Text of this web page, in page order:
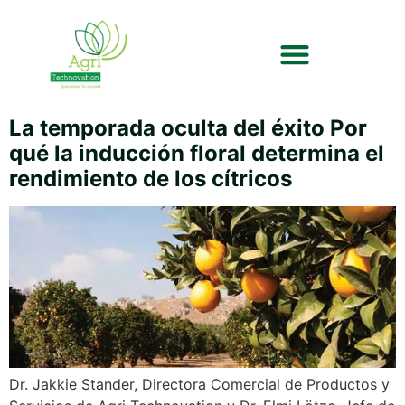
La temporada oculta del éxito Por
qué la inducción floral determina el
rendimiento de los cítricos
Dr. Jakkie Stander, Directora Comercial de Productos y